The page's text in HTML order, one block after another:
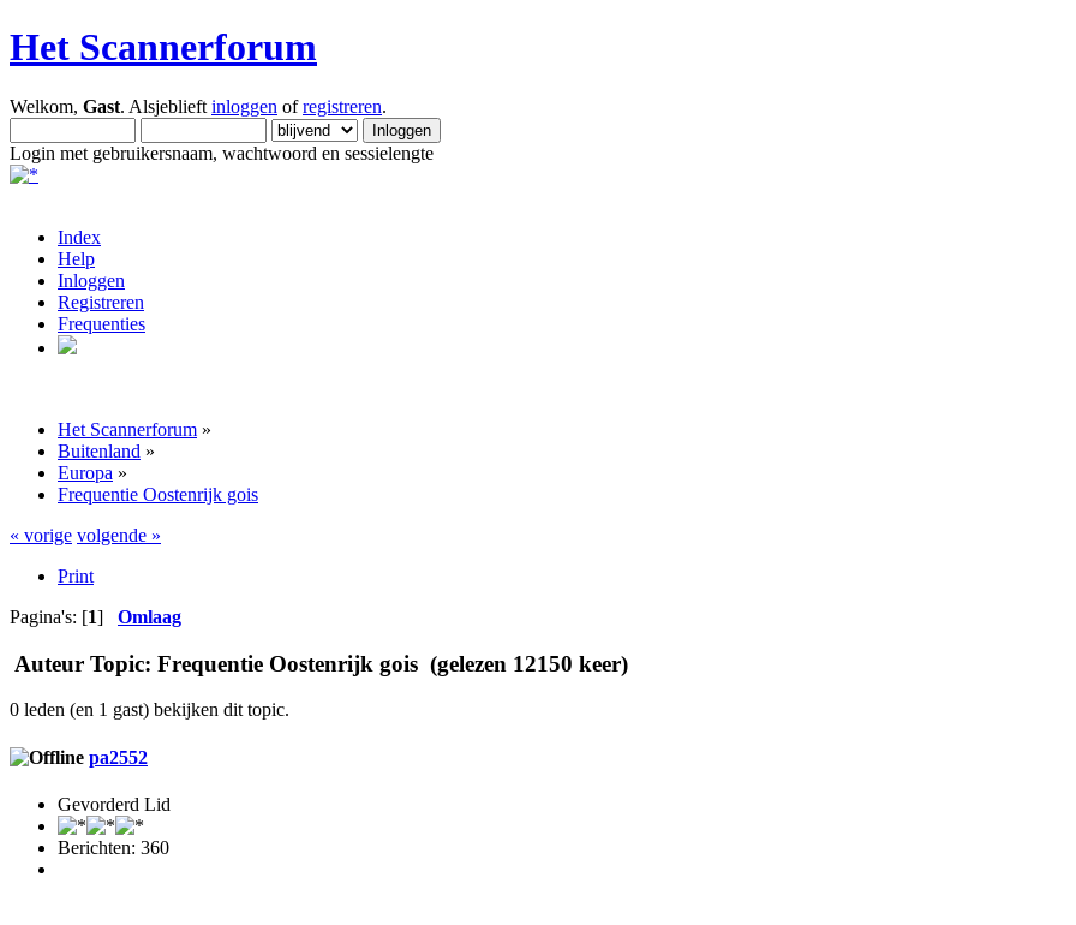
Het Scannerforum
Welkom, Gast. Alsjeblieft inloggen ofregistreren.
Login met gebruikersnaam, wachtwoord en sessielengte
Index
Help
Inloggen
Registreren
Frequenties
Het Scannerforum »
Buitenland »
Europa »
Frequentie Oostenrijk gois
« vorige volgende »
Print
Pagina's: [1] Omlaag
Auteur Topic: Frequentie Oostenrijk gois (gelezen 12150 keer)
0 leden (en 1 gast) bekijken dit topic.
pa2552
Gevorderd Lid
Berichten: 360